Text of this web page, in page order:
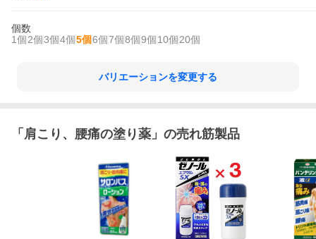
個数
1個2個3個4個5個6個7個8個9個10個20個
バリエーションを変更する
「 肩こり、腰痛の塗り薬 」の売れ筋製品